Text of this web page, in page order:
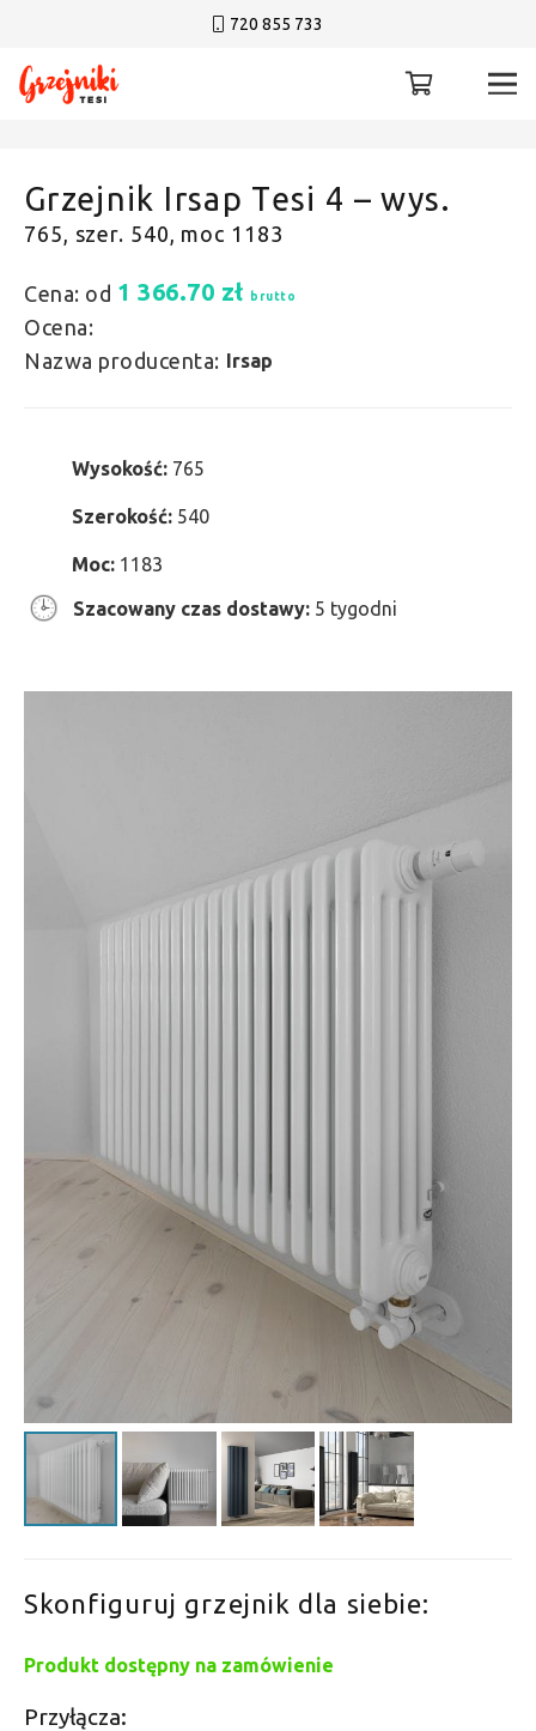
720 855 733
Grzejnik Irsap Tesi 4 – wys.
765, szer. 540, moc 1183
Cena: od 1 366.70 zł brutto
Ocena:
Nazwa producenta: Irsap
Wysokość: 765
Szerokość: 540
Moc: 1183
Szacowany czas dostawy: 5 tygodni
Skonfiguruj grzejnik dla siebie:
Produkt dostępny na zamówienie
Przyłącza: